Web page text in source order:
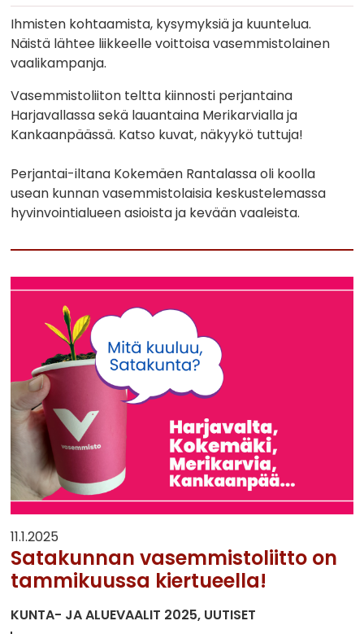
Ihmisten kohtaamista, kysymyksiä ja kuuntelua.
Näistä lähtee liikkeelle voittoisa vasemmistolainen
vaalikampanja.
Vasemmistoliiton teltta kiinnosti perjantaina
Harjavallassa sekä lauantaina Merikarvialla ja
Kankaanpäässä. Katso kuvat, näkyykö tuttuja!
Perjantai-iltana Kokemäen Rantalassa oli koolla
usean kunnan vasemmistolaisia keskustelemassa
hyvinvointialueen asioista ja kevään vaaleista.
11.1.2025
Satakunnan vasemmistoliitto on
tammikuussa kiertueella!
KUNTA- JA ALUEVAALIT 2025 UUTISET